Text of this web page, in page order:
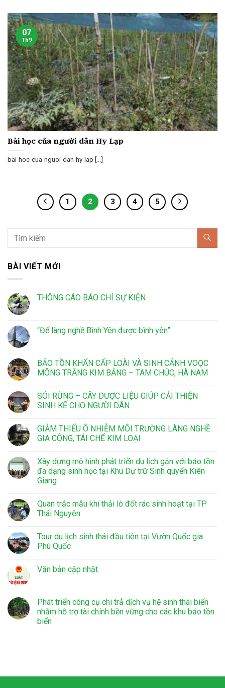
Bài học của người dân Hy Lạp
bai-hoc-cua-nguoi-dan-hy-lap [...]
07
Th9
1 2 3 4 5
BÀI VIẾT MỚI
THÔNG CÁO BÁO CHÍ SỰ KIỆN
“Để làng nghề Bình Yên được bình yên”
BẢO TỒN KHẨN CẤP LOÀI VÀ SINH CẢNH VOỌC
MÔNG TRẮNG KIM BẢNG – TAM CHÚC, HÀ NAM
SÓI RỪNG – CÂY DƯỢC LIỆU GIÚP CẢI THIỆN
SINH KẾ CHO NGƯỜI DÂN
GIẢM THIỂU Ô NHIỄM MÔI TRƯỜNG LÀNG NGHỀ
GIA CÔNG, TÁI CHẾ KIM LOẠI
Xây dựng mô hình phát triển du lịch gắn với bảo tồn
đa dạng sinh học tại Khu Dự trữ Sinh quyển Kiên
Giang
Quan trắc mẫu khí thải lò đốt rác sinh hoạt tại TP
Thái Nguyên
Tour du lịch sinh thái đầu tiên tại Vườn Quốc gia
Phú Quốc
Văn bản cập nhật
Phát triển công cụ chi trả dịch vụ hệ sinh thái biển
nhằm hỗ trợ tài chính bền vững cho các khu bảo tồn
biển